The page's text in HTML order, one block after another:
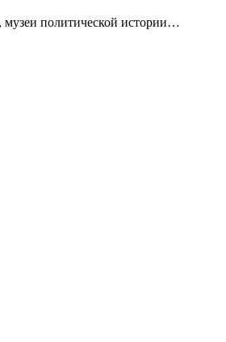
политической истории…